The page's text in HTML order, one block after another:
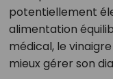
potentiellement
alimentation
médical, le
mieux gérer son